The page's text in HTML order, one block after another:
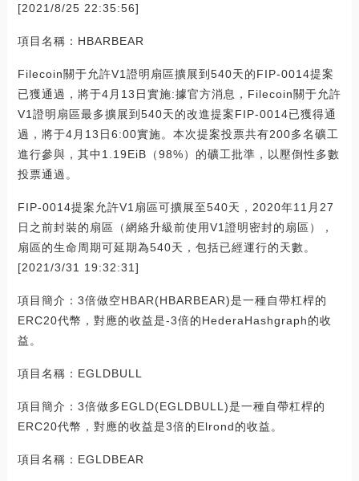
[2021/8/25 22:35:56]
項目名稱：HBARBEAR
Filecoin關于允許V1證明扇區擴展到540天的FIP-0014提案
已獲通過，將于4月13日實施:據官方消息，Filecoin關于允許
V1證明扇區最多擴展到540天的改進提案FIP-0014已獲得通
過，將于4月13日6:00實施。本次提案投票共有200多名礦工
進行參與，其中1.19EiB（98%）的礦工批準，以壓倒性多數
投票通過。
FIP-0014提案允許V1扇區可擴展至540天，2020年11月27
日之前封裝的扇區（網絡升級前使用V1證明密封的扇區），
扇區的生命周期可延期為540天，包括已經運行的天數。
[2021/3/31 19:32:31]
項目簡介：3倍做空HBAR(HBARBEAR)是一種自帶杠桿的
ERC20代幣，對應的收益是-3倍的HederaHashgraph的收
益。
項目名稱：EGLDBULL
項目簡介：3倍做多EGLD(EGLDBULL)是一種自帶杠桿的
ERC20代幣，對應的收益是3倍的Elrond的收益。
項目名稱：EGLDBEAR